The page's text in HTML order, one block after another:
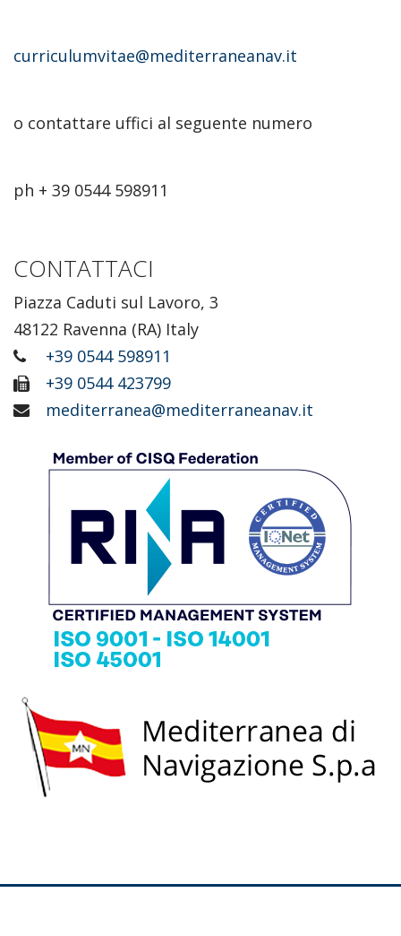
curriculumvitae@mediterraneanav.it
o contattare uffici al seguente numero
ph + 39 0544 598911
CONTATTACI
Piazza Caduti sul Lavoro, 3
48122 Ravenna (RA) Italy
+39 0544 598911
+39 0544 423799
mediterranea@mediterraneanav.it